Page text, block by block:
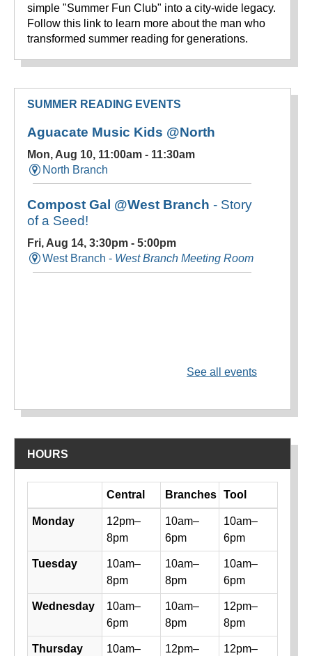
simple "Summer Fun Club" into a city-wide legacy.
Follow this link to learn more about the man who
transformed summer reading for generations.
SUMMER READING EVENTS
HOURS
Library hours by day and location
Central Branches Tool
Monday
12pm–
8pm
10am–
6pm
10am–
6pm
Tuesday
10am–
8pm
10am–
8pm
10am–
6pm
Wednesday
10am–
6pm
10am–
8pm
12pm–
8pm
Thursday
10am–
12pm–
12pm–